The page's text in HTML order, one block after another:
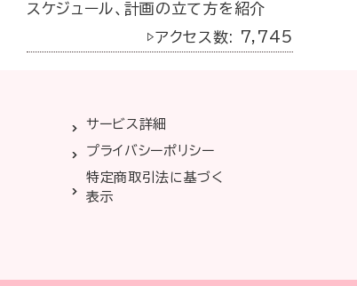
スケジュール、計画の立て方を紹介
▷アクセス数: 7,745
サービス詳細
プライバシーポリシー
特定商取引法に基づく
表示